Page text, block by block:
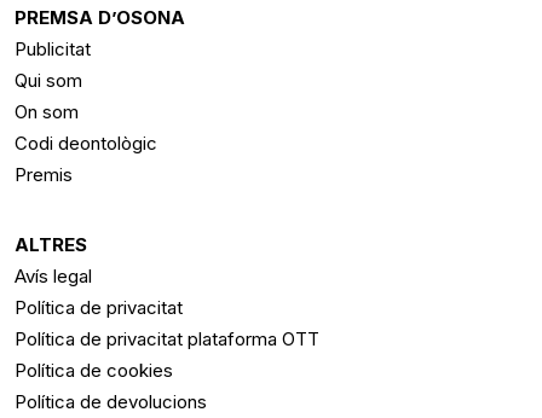
PREMSA D’OSONA
Publicitat
Qui som
On som
Codi deontològic
Premis
ALTRES
Avís legal
Política de privacitat
Política de privacitat plataforma OTT
Política de cookies
Política de devolucions